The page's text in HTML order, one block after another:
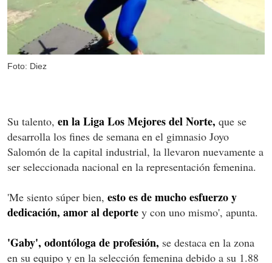
Foto: Diez
Su talento, en la Liga Los Mejores del Norte, que se
desarrolla los fines de semana en el gimnasio Joyo
Salomón de la capital industrial, la llevaron nuevamente a
ser seleccionada nacional en la representación femenina.
'Me siento súper bien, esto es de mucho esfuerzo y
dedicación, amor al deporte y con uno mismo', apunta.
'Gaby', odontóloga de profesión, se destaca en la zona
en su equipo y en la selección femenina debido a su 1.88